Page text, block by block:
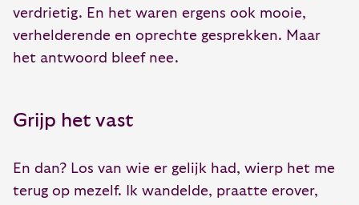
verdrietig. En het waren ergens ook mooie,
verhelderende en oprechte gesprekken. Maar
het antwoord bleef nee.
Grijp het vast
En dan? Los van wie er gelijk had, wierp het me
terug op mezelf. Ik wandelde, praatte erover,